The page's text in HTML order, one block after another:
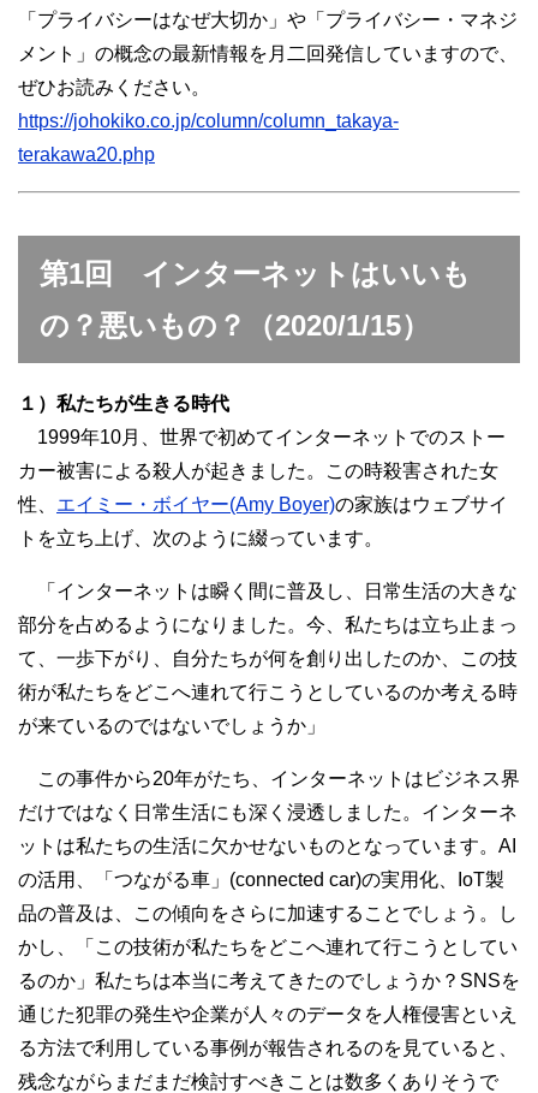
「プライバシーはなぜ大切か」や「プライバシー・マネジ
メント」の概念の最新情報を月二回発信していますので、
ぜひお読みください。
https://johokiko.co.jp/column/column_takaya-
terakawa20.php
第1回 インターネットはいいも
の？悪いもの？（2020/1/15）
１）私たちが生きる時代
1999年10月、世界で初めてインターネットでのストー
カー被害による殺人が起きました。この時殺害された女
性、 エイミー・ボイヤー(Amy Boyer)の家族はウェブサイ
トを立ち上げ、次のように綴っています。
「インターネットは瞬く間に普及し、日常生活の大きな
部分を占めるようになりました。今、私たちは立ち止まっ
て、一歩下がり、自分たちが何を創り出したのか、この技
術が私たちをどこへ連れて行こうとしているのか考える時
が来ているのではないでしょうか」
この事件から20年がたち、インターネットはビジネス界
だけではなく日常生活にも深く浸透しました。インターネ
ットは私たちの生活に欠かせないものとなっています。AI
の活用、「つながる車」(connected car)の実用化、IoT製
品の普及は、この傾向をさらに加速することでしょう。し
かし、「この技術が私たちをどこへ連れて行こうとしてい
るのか」私たちは本当に考えてきたのでしょうか？SNSを
通じた犯罪の発生や企業が人々のデータを人権侵害といえ
る方法で利用している事例が報告されるのを見ていると、
残念ながらまだまだ検討すべきことは数多くありそうで